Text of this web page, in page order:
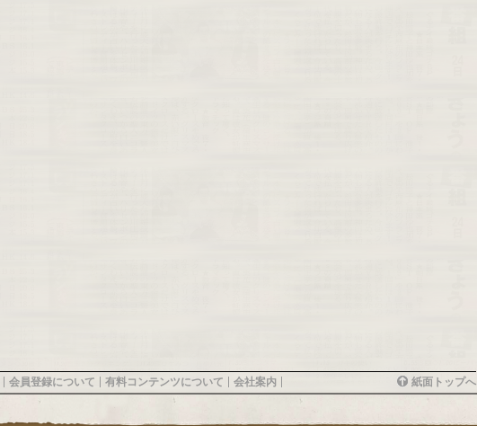
会員登録について 有料コンテンツについて 会社案内 紙面トップへ